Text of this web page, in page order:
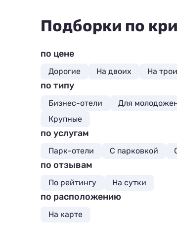
Подборки по
по цене
Дорогие На двоих На
по типу
Бизнес-отели Для
Крупные
по услугам
Парк-отели С парковкой
по отзывам
По рейтингу На сутки
по расположению
На карте